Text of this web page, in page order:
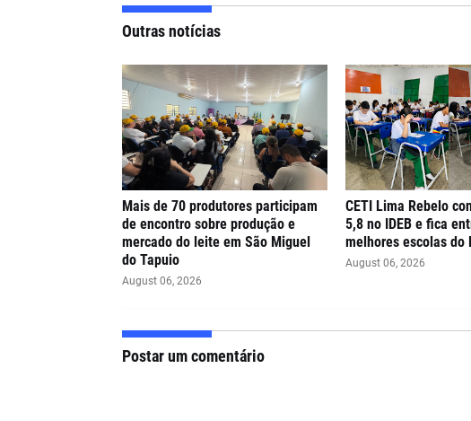
Outras notícias
Mais de 70 produtores participam
de encontro sobre produção e
mercado do leite em São Miguel
do Tapuio
August 06, 2026
CETI Lima Rebelo
5,8 no IDEB e fica
melhores escolas do
August 06, 2026
Postar um comentário